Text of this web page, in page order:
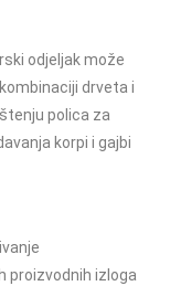
odjeljak može
drveta i
polica za
korpi i gajbi
proizvodnih izloga